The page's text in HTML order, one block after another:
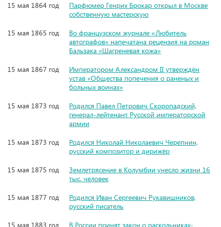
15 мая 1864 год
Парфюмер Генрих Брокар открыл в Москве
собственную мастерскую
15 мая 1865 год
Во французском журнале «Любитель
автографов» напечатана рецензия на роман
Бальзака «Шагреневая кожа»
15 мая 1867 год
Императором Александром II утверждён
устав «Общества попечения о раненых и
больных воинах»
15 мая 1873 год
Родился Павел Петрович Скоропадский,
генерал-лейтенант Русской императорской
армии
15 мая 1873 год
Родился Николай Николаевич Черепнин,
русский композитор и дирижёр
15 мая 1875 год
Землетрясение в Колумбии унесло жизни 16
тыс. человек
15 мая 1877 год
Родился Иван Сергеевич Рукавишников,
русский писатель
15 мая 1883 год
В России принят закон о раскольниках-